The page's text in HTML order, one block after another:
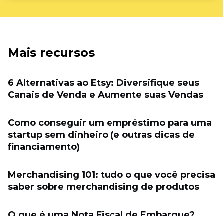
Mais recursos
6 Alternativas ao Etsy: Diversifique seus
Canais de Venda e Aumente suas Vendas
Como conseguir um empréstimo para uma
startup sem dinheiro (e outras dicas de
financiamento)
Merchandising 101: tudo o que você precisa
saber sobre merchandising de produtos